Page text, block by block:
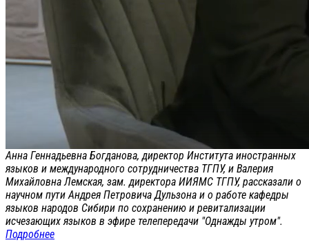
Анна Геннадьевна Богданова, директор Института иностранных
языков и международного сотрудничества ТГПУ, и Валерия
Михайловна Лемская, зам. директора ИИЯМС ТГПУ, рассказали о
научном пути Андрея Петровича Дульзона и о работе кафедры
языков народов Сибири по сохранению и ревитализации
исчезающих языков в эфире телепередачи "Однажды утром".
Подробнее